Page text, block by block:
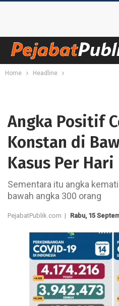
Home Headline
Angka Positif
Konstan di
Kasus Per Hari
Sementara itu angka
bawah angka 300 orang
PejabatPublik.com | Rabu, 15